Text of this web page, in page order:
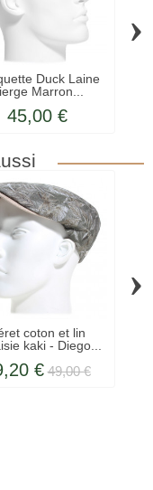
Duck Laine
Marron...
45,00 €
›
coton et lin
kaki - Diego...
€ 49,00 €
›